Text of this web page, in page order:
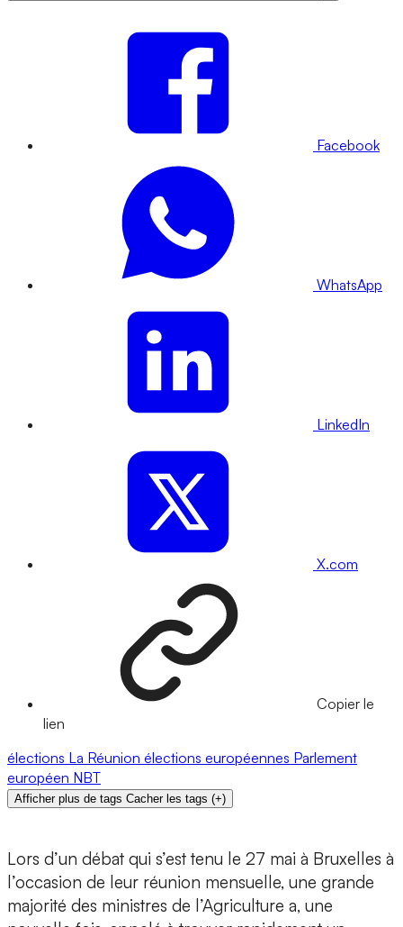
Facebook
WhatsApp
LinkedIn
X.com
Copier le
lien
élections La Réunion élections européennes Parlement
européen NBT
Afficher plus de tags Cacher les tags (+)
Lors d’un débat qui s’est tenu le 27 mai à Bruxelles à
l’occasion de leur réunion mensuelle, une grande
majorité des ministres de l’Agriculture a, une